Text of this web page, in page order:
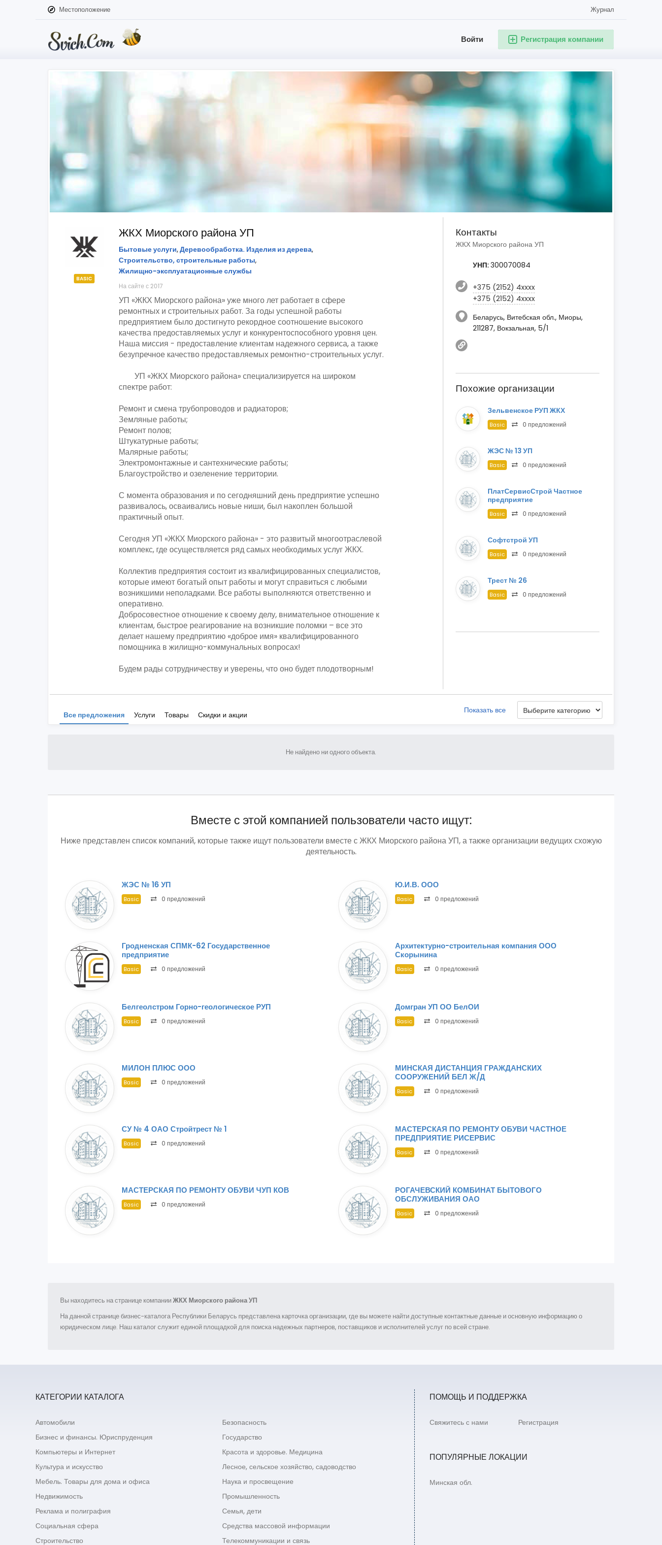
Журнал
Местоположение
Регистрация компании
Войти
BASIC
ЖКХ Миорского района УП
Бытовые услуги,Деревообработка. Изделия из дерева,
Строительство, строительные работы,
Жилищно-эксплуатационные службы
На сайте с 2017
УП «ЖКХ Миорского района» уже много лет работает в сфере
ремонтных и строительных работ. За годы успешной работы
предприятием было достигнуто рекордное соотношение высокого
качества предоставляемых услуг и конкурентоспособного уровня цен.
Наша миссия - предоставление клиентам надежного сервиса, а также
безупречное качество предоставляемых ремонтно-строительных услуг.
УП «ЖКХ Миорского района» специализируется на широком
спектре работ:
Ремонт и смена трубопроводов и радиаторов;
Земляные работы;
Ремонт полов;
Штукатурные работы;
Малярные работы;
Электромонтажные и сантехнические работы;
Благоустройство и озеленение территории.
С момента образования и по сегодняшний день предприятие успешно
развивалось, осваивались новые ниши, был накоплен большой
практичный опыт.
Сегодня УП «ЖКХ Миорского района» - это развитый многоотраслевой
комплекс, где осуществляется ряд самых необходимых услуг ЖКХ.
Коллектив предприятия состоит из квалифицированных специалистов,
которые имеют богатый опыт работы и могут справиться с любыми
возникшими неполадками. Все работы выполняются ответственно и
оперативно.
Добросовестное отношение к своему делу, внимательное отношение к
клиентам, быстрое реагирование на возникшие поломки – все это
делает нашему предприятию «доброе имя» квалифицированного
помощника в жилищно-коммунальных вопросах!
Будем рады сотрудничеству и уверены, что оно будет плодотворным!
Контакты
ЖКХ Миорского района УП
УНП:300070084
+375 (2152) 4xxxx
+375 (2152) 4xxxx
Беларусь, Витебская обл., Миоры,
211287, Вокзальная, 5/1
Похожие организации
Зельвенское РУП ЖКХ
Basic 0 предложений
ЖЭС № 13 УП
Basic 0 предложений
ПлатСервисСтрой Частное
предприятие
Basic 0 предложений
Софтстрой УП
Basic 0 предложений
Трест № 26
Basic 0 предложений
Все предложения Услуги Товары Скидки и акции Показать все
Не найдено ни одного объекта.
Вместе с этой компанией пользователи часто ищут:
Ниже представлен список компаний, которые также ищут пользователи вместе с ЖКХ Миорского района УП, а также организации ведущих схожую
деятельность.
ЖЭС № 16 УП
Basic 0 предложений
Ю.И.В. ООО
Basic 0 предложений
Гродненская СПМК-62 Государственное
предприятие
Basic 0 предложений
Архитектурно-строительная компания ООО
Скорынина
Basic 0 предложений
Белгеолстром Горно-геологическое РУП
Basic 0 предложений
Домгран УП ОО БелОИ
Basic 0 предложений
МИЛОН ПЛЮС ООО
Basic 0 предложений
МИНСКАЯ ДИСТАНЦИЯ ГРАЖДАНСКИХ
СООРУЖЕНИЙ БЕЛ Ж/Д
Basic 0 предложений
СУ № 4 ОАО Стройтрест № 1
Basic 0 предложений
МАСТЕРСКАЯ ПО РЕМОНТУ ОБУВИ ЧАСТНОЕ
ПРЕДПРИЯТИЕ РИСЕРВИС
Basic 0 предложений
МАСТЕРСКАЯ ПО РЕМОНТУ ОБУВИ ЧУП КОВ
Basic 0 предложений
РОГАЧЕВСКИЙ КОМБИНАТ БЫТОВОГО
ОБСЛУЖИВАНИЯ ОАО
Basic 0 предложений
Вы находитесь на странице компанииЖКХ Миорского района УП
На данной странице бизнес-каталога Республики Беларусь представлена карточка организации, где вы можете найти доступные контактные данные и основную информацию о
юридическом лице. Наш каталог служит единой площадкой для поиска надежных партнеров, поставщиков и исполнителей услуг по всей стране.
КАТЕГОРИИ КАТАЛОГА
Автомобили
Безопасность
Бизнес и финансы. Юриспруденция
Государство
Компьютеры и Интернет
Красота и здоровье. Медицина
Культура и искусство
Лесное, сельское хозяйство, садоводство
Мебель. Товары для дома и офиса
Наука и просвещение
Недвижимость
Промышленность
Реклама и полиграфия
Семья, дети
Социальная сфера
Средства массовой информации
Строительство
Телекоммуникации и связь
ПОМОЩЬ И ПОДДЕРЖКА
Свяжитесь с нами Регистрация
ПОПУЛЯРНЫЕ ЛОКАЦИИ
Минская обл.